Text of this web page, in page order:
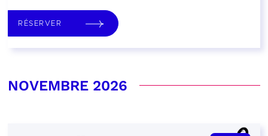
RÉSERVER
NOVEMBRE 2026